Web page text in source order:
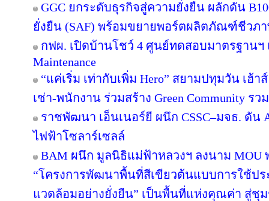
GGC ยกระดับธุรกิจสู่ความยั่งยืน ผลักดัน
ยั่งยืน (SAF) พร้อมขยายพอร์ตผลิตภัณฑ์ชีวภา
กฟผ. เปิดบ้านโชว์ 4 ศูนย์ทดสอบมาตรฐานฯ
Maintenance
“แค่เริ่ม เท่ากับเพิ่ม Hero” สยามปทุมวัน เฮ้าส์
เช่า-พนักงาน ร่วมสร้าง Green Community ร
ราชพัฒนา เอ็นเนอร์ยี ผนึก CSSC–มจธ. ดัน
ไฟฟ้าโซลาร์เซลล์
BAM ผนึก มูลนิธิแม่ฟ้าหลวงฯ ลงนาม MOU
“โครงการพัฒนาพื้นที่สีเขียวต้นแบบการใช้ป
แวดล้อมอย่างยั่งยืน” เป็นพื้นที่แห่งคุณค่า สู่ชุ